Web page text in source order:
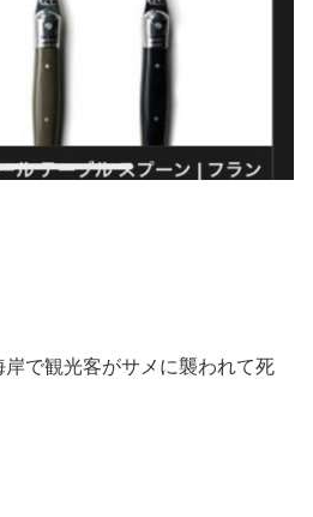
岸で観光客がサメに襲われて死